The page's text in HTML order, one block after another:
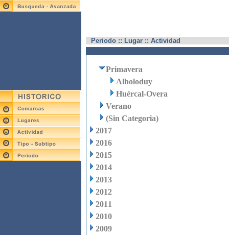
Periodo :: Lugar :: Actividad
Primavera
Alboloduy
Huércal-Overa
Verano
(Sin Categoria)
2017
2016
2015
2014
2013
2012
2011
2010
2009